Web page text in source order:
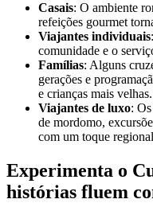
Casais: O ambiente
refeições gourmet
Viajantes individuais
comunidade e o
Famílias: Alguns
gerações e
e crianças mais velhas.
Viajantes de luxo:
de mordomo,
com um toque
Experimenta o
histórias fluem